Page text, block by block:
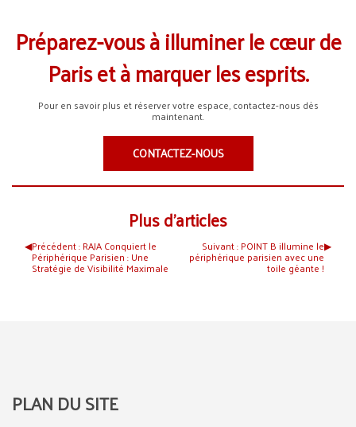
Préparez-vous à illuminer le cœur de
Paris et à marquer les esprits.
Pour en savoir plus et réserver votre espace, contactez-nous dès
maintenant.
CONTACTEZ-NOUS
Plus d’articles
◀︎Précédent :RAJA Conquiert le
Périphérique Parisien : Une
Stratégie de Visibilité Maximale
Suivant :POINT B illumine le
périphérique parisien avec une
toile géante !
▶︎
PLAN DU SITE